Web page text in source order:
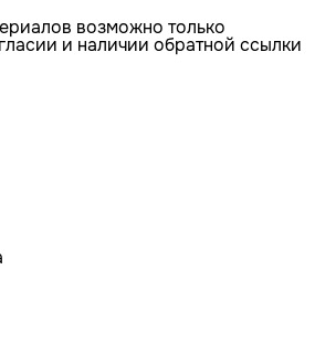
возможно только
и наличии обратной ссылки